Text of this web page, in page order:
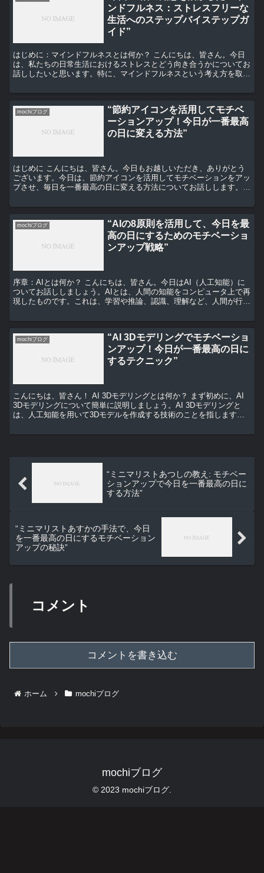
ンドフルネス：ストレスフリーな
生活へのステップバイステップガ
イド”
はじめに：マインドフルネスとは何か？ こんにちは、皆さん。今日
は、私たちの日常生活におけるストレスとどう向き合うかについてお
話ししたいと思います。特に、マインドフルネスという考え方を取り
mochiブログ
“節約アイコンを活用してモチベ
ーションアップ！今日が一番最高
の日に変える方法”
はじめに こんにちは、皆さん。今日もお越しいただき、ありがとう
ございます。今日は、節約アイコンを活用してモチベーションをアッ
プさせ、毎日を一番最高の日に変える方法についてお話しします。
mochiブログ
“AIの8原則を活用して、今日を最
高の日にするためのモチベーショ
ンアップ戦略”
序章：AIとは何か？ こんにちは、皆さん。今日はAI（人工知能）に
ついてお話ししましょう。AIとは、人間の知能をコンピュータ上で再
現したものです。これは、学習や推論、認識、理解など、人間が行う
mochiブログ
“AI 3Dモデリングでモチベーショ
ンアップ！今日が一番最高の日に
するテクニック”
こんにちは、皆さん！ AI 3Dモデリングとは何か？ まず初めに、AI
3Dモデリングについて簡単に説明しましょう。AI 3Dモデリングと
は、人工知能を用いて3Dモデルを作成する技術のことを指します。
“ミニマリストあつしの教え: モチベー
ションアップで今日を一番最高の日に
する方法”
“ミニマリストあすかの手法で、今日
を一番最高の日にするモチベーション
アップの秘訣”
コメント
コメントを書き込む
ホーム mochiブログ
mochiブログ
© 2023 mochiブログ.